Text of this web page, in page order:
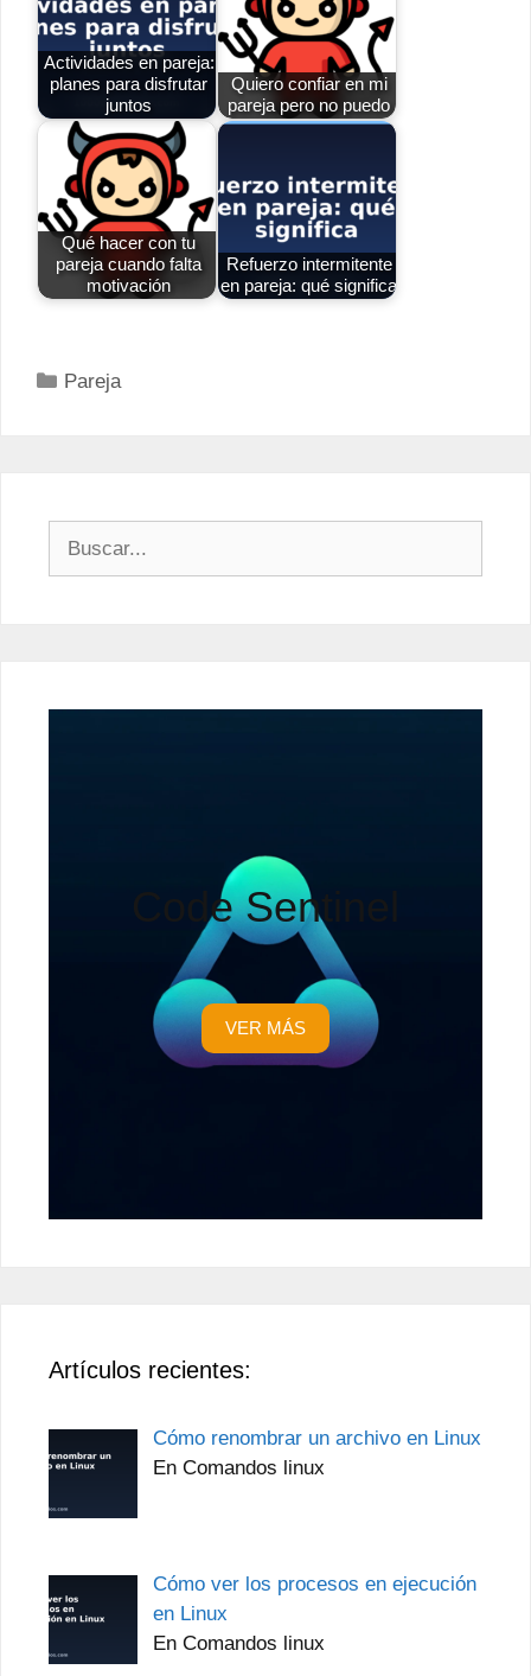
Actividades en pareja:
planes para disfrutar
juntos
Quiero confiar en mi
pareja pero no puedo
Qué hacer con tu
pareja cuando falta
motivación
Refuerzo intermitente
en pareja: qué significa
Categorías
Pareja
Code Sentinel
VER MÁS
Artículos recientes:
Cómo renombrar un archivo en Linux
En Comandos linux
Cómo ver los procesos en ejecución
en Linux
En Comandos linux